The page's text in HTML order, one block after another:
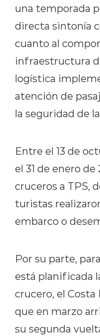
una temporada
directa sintonía
cuanto al
infraestructura
logística
atención de
la seguridad de
Entre el 13 de
el 31 de enero
cruceros a TPS,
turistas
embarco o
Por su parte,
está planificada
crucero, el
que en marzo
su segunda